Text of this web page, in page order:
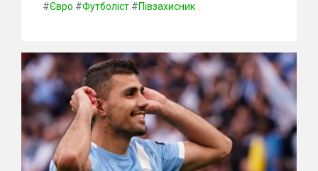
#Євро #Футболіст #Півзахисник